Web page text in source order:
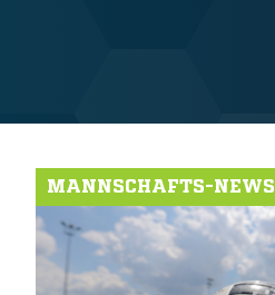
MANNSCHAFTS-NEWS